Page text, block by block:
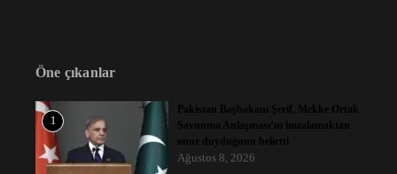
Öne çıkanlar
1
Pakistan Başbakanı Şerif, Mekke Ortak
Savunma Anlaşması’nı imzalamaktan
onur duyduğunu belirtti
Ağustos 8, 2026